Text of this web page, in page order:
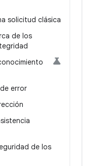
solicitud clásica
de los
error
de los